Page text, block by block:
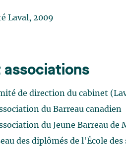
Laval, 2009
associations
de direction du cabinet
du Barreau canadien
du Jeune Barreau de
des diplômés de l'École